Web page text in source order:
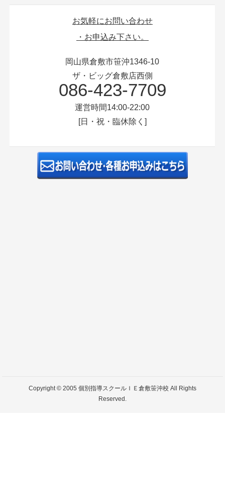
お気軽にお問い合わせ
・お申込み下さい。
岡山県倉敷市笹沖1346-10
ザ・ビッグ倉敷店西側
086-423-7709
運営時間14:00-22:00
[日・祝・臨休除く]
Copyright © 2005 個別指導スクールＩＥ倉敷笹沖校 All Rights
Reserved.